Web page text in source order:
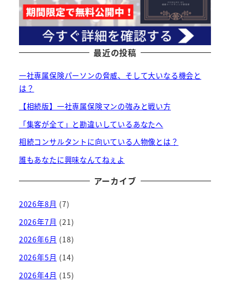
最近の投稿
一社専属保険パーソンの脅威、そして大いなる機会と
は？
【相続版】一社専属保険マンの強みと戦い方
「集客が全て」と勘違いしているあなたへ
相続コンサルタントに向いている人物像とは？
誰もあなたに興味なんてねぇよ
アーカイブ
2026年8月 (7)
2026年7月 (21)
2026年6月 (18)
2026年5月 (14)
2026年4月 (15)